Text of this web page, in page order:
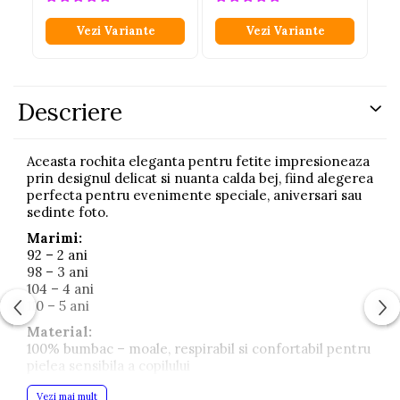
Vezi Variante Vezi Variante
Descriere
Aceasta rochita eleganta pentru fetite impresioneaza
prin designul delicat si nuanta calda bej, fiind alegerea
perfecta pentru evenimente speciale, aniversari sau
sedinte foto.
Marimi:
92 – 2 ani
98 – 3 ani
104 – 4 ani
110 – 5 ani
Material:
100% bumbac – moale, respirabil si confortabil pentru
pielea sensibila a copilului
Rochita este decorata cu aplicatii florale elegante si
Vezi mai mult